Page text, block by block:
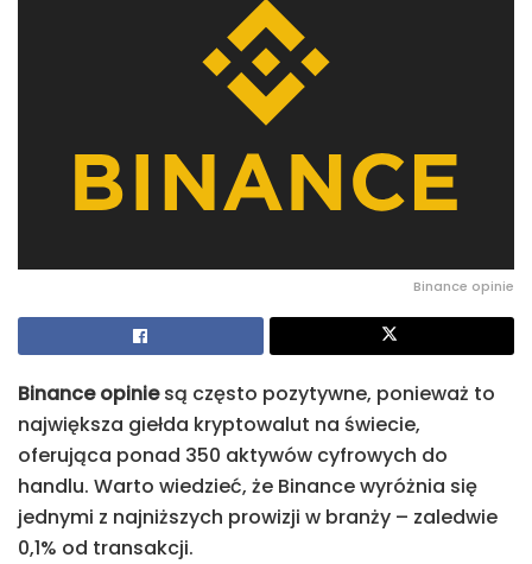
Binance opinie
Binance opiniesą często pozytywne, ponieważ to
największa giełda kryptowalut na świecie,
oferująca ponad 350 aktywów cyfrowych do
handlu. Warto wiedzieć, że Binance wyróżnia się
jednymi z najniższych prowizji w branży – zaledwie
0,1% od transakcji.